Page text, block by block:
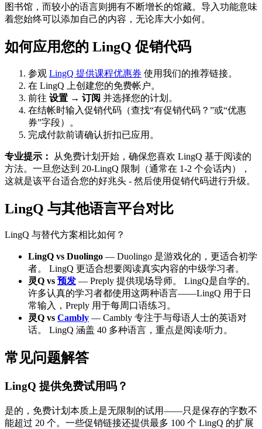
图书馆，而较小的语言则拥有不断增长的馆藏。导入功能意味
着您始终可以添加自己的内容，无论库大小如何。
如何应用您的 LingQ 促销代码
参观 LingQ 提供课程优惠券 使用我们的推荐链接。
在 LingQ 上创建您的免费帐户。
前往 设置 → 订阅 并选择您的计划。
在结帐时输入促销代码（查找“有促销代码？”或“优惠
券”字段）。
完成付款前请确认折扣已应用。
专业提示：
从免费计划开始，确保您喜欢 LingQ 基于阅读的
方法。一旦您达到 20-LingQ 限制（通常在 1-2 个会话内），
这就是该平台适合您的好兆头 - 然后使用促销代码进行升级。
LingQ 与其他语言平台对比
LingQ 与替代方案相比如何？
LingQ vs Duolingo — Duolingo 是游戏化的，更适合初学
者。 LingQ 更适合想要阅读真实内容的中级学习者。
灵Q vs 预发 — Preply 提供现场导师。 LingQ是自学的。
许多认真的学习者都使用这两种语言——LingQ 用于日
常输入，Preply 用于每周口语练习。
灵Q vs Cambly — Cambly 专注于与母语人士的英语对
话。 LingQ 涵盖 40 多种语言，重点是阅读/听力。
常见问题解答
LingQ 提供免费试用吗？
是的，免费计划本质上是无限制的试用——只是保存的字数不
能超过 20 个。一些促销链接还提供最多 100 个 LingQ 的扩展